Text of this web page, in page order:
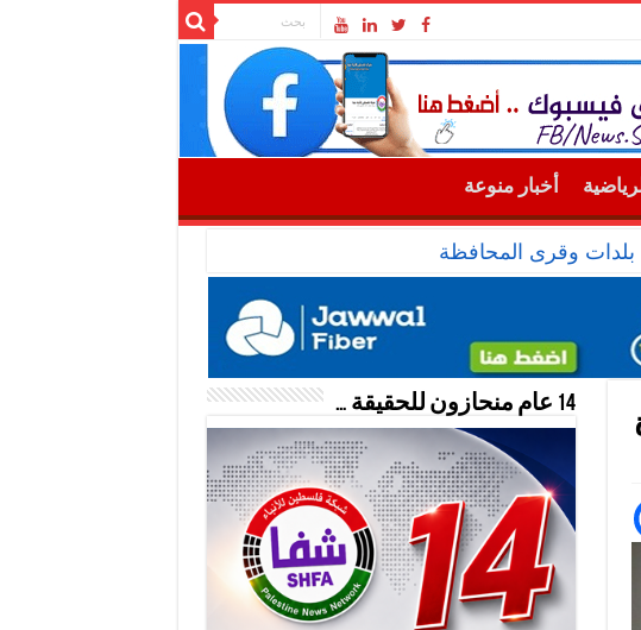
أخبار منوعة
وقرى المحافظة
14 عام منحازون للحقيقة …